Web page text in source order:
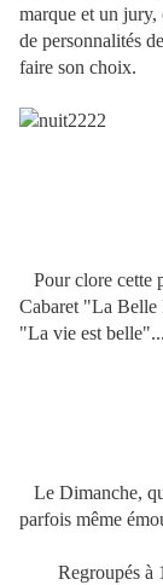
marque et un jury,
de personnalités
faire son choix.
Pour clore cette
Cabaret "La Belle
"La vie est
N'est-
Le Dimanche,
parfois même
Regroupés à